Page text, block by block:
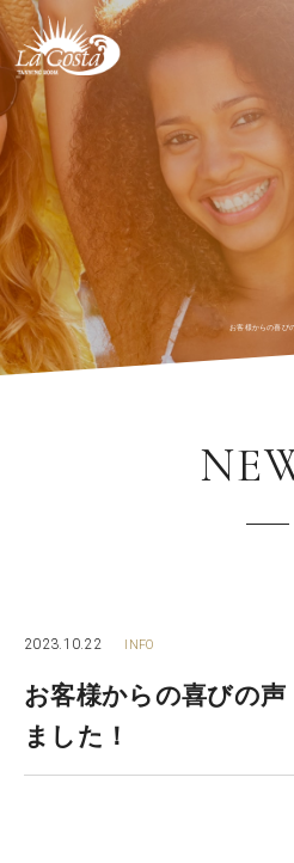
お客様からの喜び
2023.10.22 INFO
お客様からの喜びの
ました！